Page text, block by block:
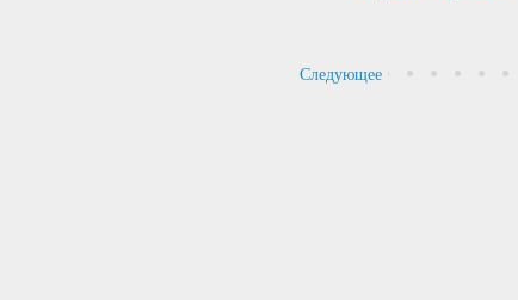
Следующее